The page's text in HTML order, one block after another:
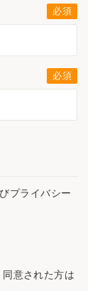
プライバシー
意された方は